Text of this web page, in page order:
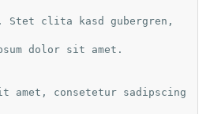
Stet clita kasd gubergren,
dolor sit amet.
amet, consetetur sadipscing